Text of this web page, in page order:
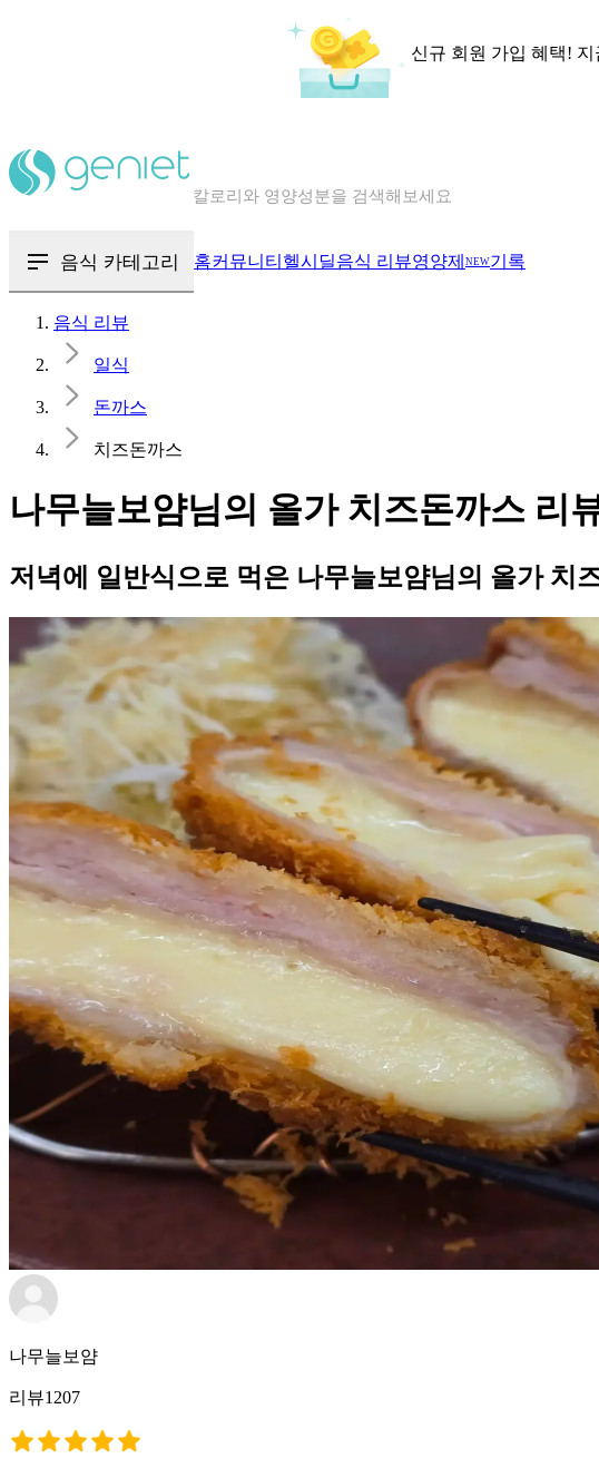
신규 회원 가입 혜택! 지
음식 · 영양제 리뷰를 찾아보세요
음식 카테고리 홈커뮤니티 헬시딜음식 리뷰영양제 NEW기록
음식 리뷰
일식
돈까스
치즈돈까스
나무늘보얌님의 올가 치즈돈까스 리
저녁에 일반식으로 먹은 나무늘보얌님의 올가 치
나무늘보얌
리뷰1207